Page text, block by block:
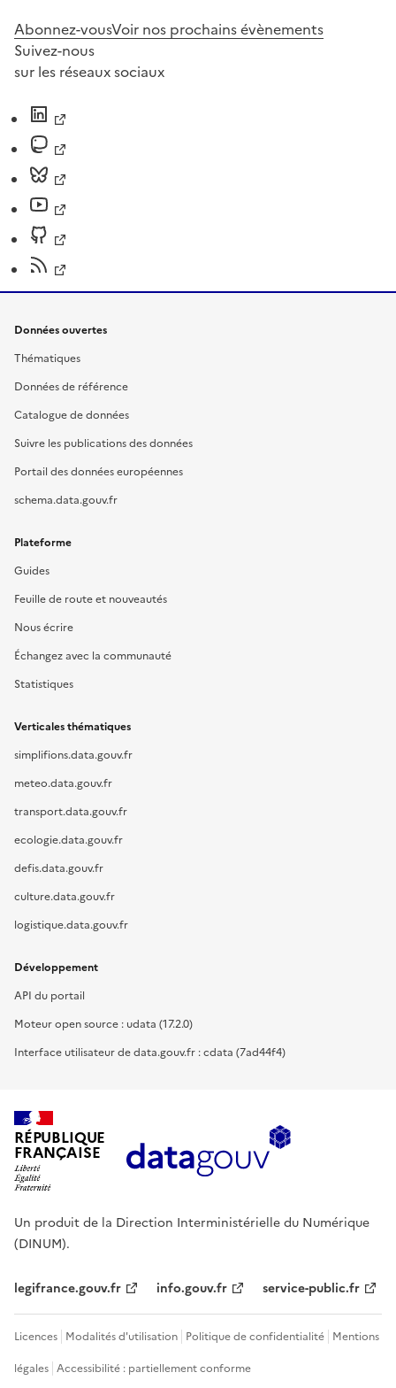
Abonnez-vousVoir nos prochains évènements
Suivez-nous
sur les réseaux sociaux
Données ouvertes
Thématiques
Données de référence
Catalogue de données
Suivre les publications des données
Portail des données européennes
schema.data.gouv.fr
Plateforme
Guides
Feuille de route et nouveautés
Nous écrire
Échangez avec la communauté
Statistiques
Verticales thématiques
simplifions.data.gouv.fr
meteo.data.gouv.fr
transport.data.gouv.fr
ecologie.data.gouv.fr
defis.data.gouv.fr
culture.data.gouv.fr
logistique.data.gouv.fr
Développement
API du portail
Moteur open source : udata (17.2.0)
Interface utilisateur de data.gouv.fr : cdata (7ad44f4)
RÉPUBLIQUE
FRANÇAISE
Un produit de la Direction Interministérielle du Numérique
(DINUM).
legifrance.gouv.fr info.gouv.fr service-public.fr
Licences Modalités d'utilisation Politique de confidentialité Mentions
légales Accessibilité : partiellement conforme